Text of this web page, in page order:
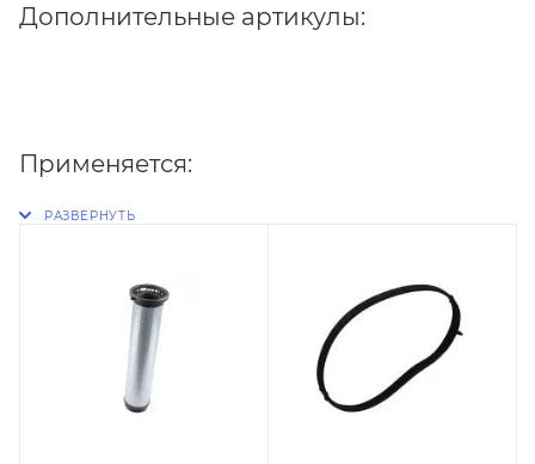
Дополнительные артикулы:
Применяется: